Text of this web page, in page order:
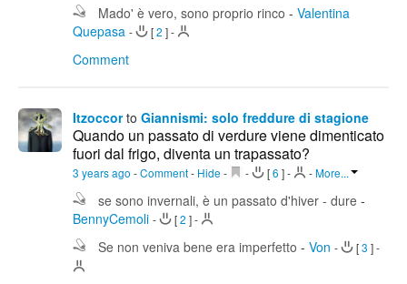
Mado' è vero, sono proprio rinco - Valentina
Quepasa - [2 ]-
Comment
Itzoccor to Giannismi: solo freddure di stagione
Quando un passato di verdure viene dimenticato
fuori dal frigo, diventa un trapassato?
3 years ago -Comment- Hide - - [6 ]- -More...
se sono invernali, è un passato d'hiver - dure -
BennyCemoli - [2 ]-
Se non veniva bene era imperfetto - Von - [3 ]-